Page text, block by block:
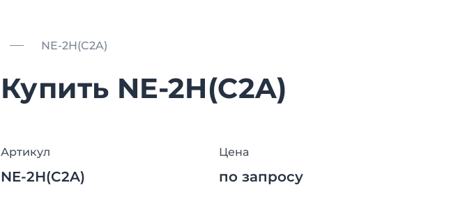
NE-2H(C2A)
Купить NE-2H(C2A)
Артикул
NE-2H(C2A)
Цена
по запросу